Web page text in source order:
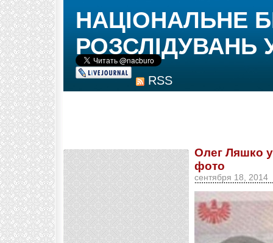
RSS
НАЦІОНАЛЬНЕ
РОЗСЛІДУВАНЬ
Олег Ляшко
фото
сентября 18, 2014